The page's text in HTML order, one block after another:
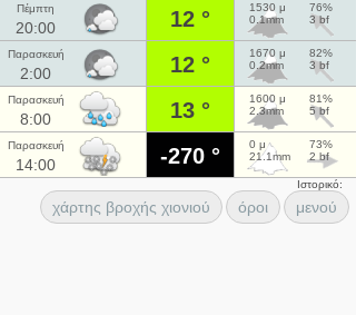
Πέμπτη
20:00 12 °
1530 μ
0.1mm
76%
3 bf
Παρασκευή
2:00 12 °
1670 μ
0.2mm
82%
3 bf
Παρασκευή
8:00 13 °
1600 μ
2.3mm
81%
5 bf
Παρασκευή
14:00 -270 °
0 μ
21.1mm
73%
2 bf
Ιστορικό:
χάρτης βροχής χιονιού όροι μενού